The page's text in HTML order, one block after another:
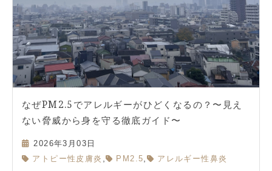
なぜPM2.5でアレルギーがひどくなるの？〜見え
ない脅威から身を守る徹底ガイド〜
2026年3月03日
アトピー性皮膚炎 , PM2.5, アレルギー性鼻炎